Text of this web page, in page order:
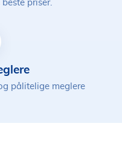
priser.
pålitelige meglere